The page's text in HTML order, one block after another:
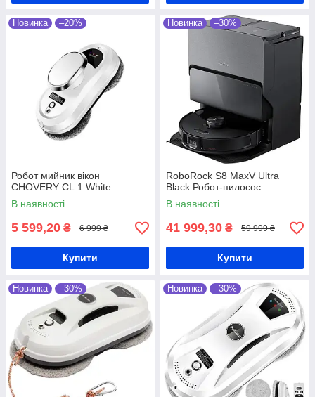
Новинка –20%
Робот мийник вікон
CHOVERY CL.1 White
В наявності
5 599,20 ₴ 6 999 ₴
Купити
Новинка –30%
RoboRock S8 MaxV Ultra
Black Робот-пилосос
В наявності
41 999,30 ₴ 59 999 ₴
Купити
Новинка –30% Новинка –30%